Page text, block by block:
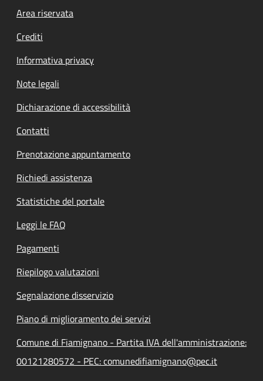
Footer menu
Area riservata
Crediti
Informativa privacy
Note legali
Dichiarazione di accessibilità
Contatti
Prenotazione appuntamento
Richiedi assistenza
Statistiche del portale
Leggi le FAQ
Pagamenti
Riepilogo valutazioni
Segnalazione disservizio
Piano di miglioramento dei servizi
Comune di Fiamignano - Partita IVA dell'amministrazione:
00121280572 - PEC: comunedifiamignano@pec.it